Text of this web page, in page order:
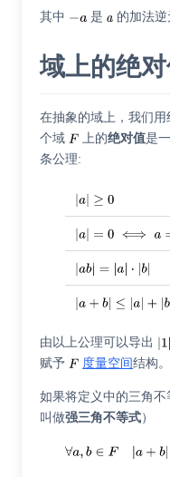
其中 是 的加法逆
域上的绝
在抽象的域上，我们
个域
上的绝对值是
条公理:
由以上公理可以导出
赋予
度量空间结构。
如果将定义中的三角
叫做强三角不等式）